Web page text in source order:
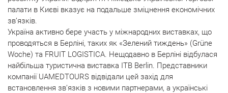
палати в Києві вказує на подальше зміцнення економічних
зв’язків.
Україна активно бере участь у міжнародних виставках, що
проводяться в Берліні, таких як «Зелений тиждень» (Grüne
Woche) та FRUIT LOGISTICA. Нещодавно в Берліні відбулася
найбільша туристична виставка ITB Berlin. Представники
компанії UAMEDTOURS відвідали цей захід для
встановлення зв’язків з новими партнерами, а українські